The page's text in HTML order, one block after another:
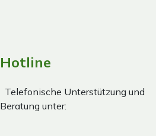
Hotline
Telefonische Unterstützung und
Beratung unter: